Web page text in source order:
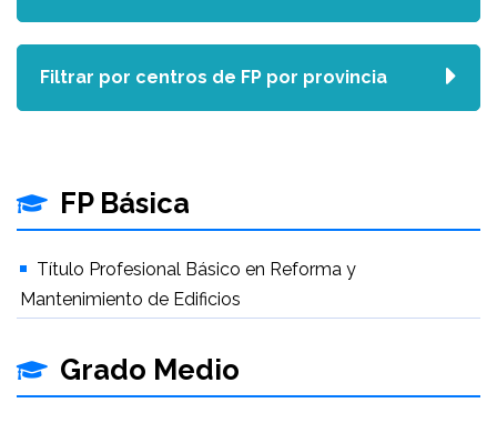
FP Básica
Título Profesional Básico en Reforma y
Mantenimiento de Edificios
Grado Medio
Filtrar por centros de FP por provincia